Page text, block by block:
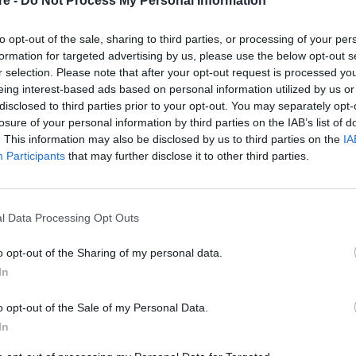
opt-out of the sale, sharing to third parties, or processing of your
for targeted advertising by us, please use the below opt-out
selection. Please note that after your opt-out request is processed
interest-based ads based on personal information utilized by us
to third parties prior to your opt-out. You may separately
of your personal information by third parties on the IAB’s list of
This information may also be disclosed by us to third parties on the
Participants that may further disclose it to other third parties.
Data Processing Opt Outs
opt-out of the Sharing of my personal data.
opt-out of the Sale of my Personal Data.
συνδεδεμένη με την πνευματικότητα, τη
τις αδελφές ψυχές, τον μυστικισμό και τη
πρέπει να τελειώσουν, μπορούμε να
για να αναλογιστούμε τι χτίσαμε και τι
έτους, προτού επιχειρήσουμε να
σηματοδοτεί τα νέα ξεκινήματα.
Η Νέα Σελήνη χαμογελάει στην
να φτάσετε σε υψηλότερα επίπεδα. Σας
και μπορεί ακόμη και να έχετε την